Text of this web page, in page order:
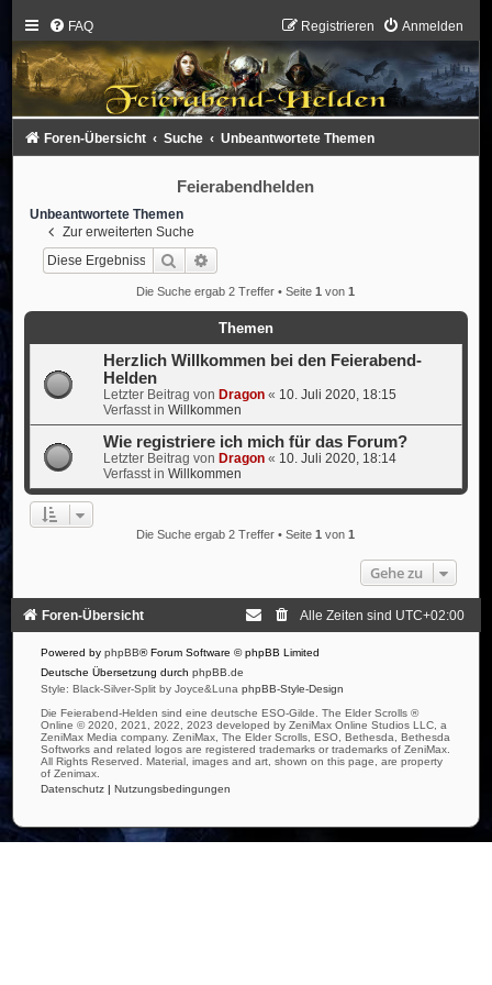
FAQ Anmelden
Registrieren
Foren-Übersicht Suche Unbeantwortete Themen
Feierabendhelden
Unbeantwortete Themen
Zur erweiterten Suche
Suche
Die Suche ergab 2 Treffer • Seite1 von1
Themen
Herzlich Willkommen bei den Feierabend-
Helden
Letzter Beitrag von Dragon« 10. Juli 2020, 18:15
Verfasst in Willkommen
Wie registriere ich mich für das Forum?
Letzter Beitrag von Dragon« 10. Juli 2020, 18:14
Verfasst in Willkommen
Die Suche ergab 2 Treffer • Seite1 von1
Gehe zu
Foren-Übersicht Alle Zeiten sind UTC+02:00
Powered by phpBB® Forum Software © phpBB Limited
Deutsche Übersetzung durch phpBB.de
Style: Black-Silver-Split by Joyce&Luna phpBB-Style-Design
Die Feierabend-Helden sind eine deutsche ESO-Gilde. The Elder Scrolls ®
Online © 2020, 2021, 2022, 2023 developed by ZeniMax Online Studios LLC, a
ZeniMax Media company. ZeniMax, The Elder Scrolls, ESO, Bethesda, Bethesda
Softworks and related logos are registered trademarks or trademarks of ZeniMax.
All Rights Reserved. Material, images and art, shown on this page, are property
of Zenimax.
Datenschutz | Nutzungsbedingungen